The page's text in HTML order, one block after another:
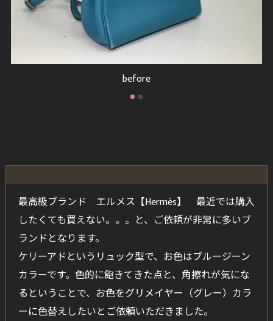
after
最高級ブランド エルメス【Hermès】 最近では購入
したくても買えない。。。と、ご依頼が非常に多いブ
ランドとなります。
ケリーアドというリュック型で、お色はブルージーン
カラーです。色的に飽きてきた点と、角擦れが気にな
るということで、お色をグリメイヤー（グレー）カラ
ーに色替えしたいとご依頼いただきました。